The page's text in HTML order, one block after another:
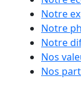
Notre
Notre
Notre
Nos
Nos